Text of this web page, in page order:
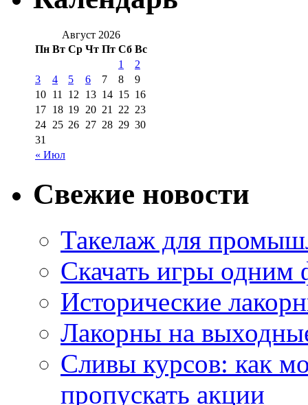
Август 2026
Пн Вт Ср Чт Пт Сб Вс
« Июл
1
2
3
4 5 6 7 8
9
10 11 12 13 14 15 16
17 18 19 20 21 22 23
24 25 26 27 28 29 30
31
Свежие новости
Такелаж для
Скачать игры одним
Исторические
Лакорны на
Сливы курсов: как
пропускать акции